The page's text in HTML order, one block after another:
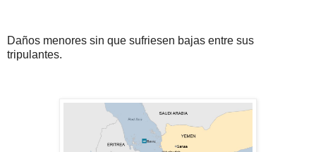
Daños menores sin que sufriesen bajas entre sus
tripulantes.